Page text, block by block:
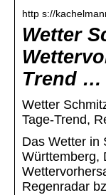
http s://
Wetter
Trend …
Wetter
Tage-Trend,
Das Wetter in
Württemberg,
Regenradar